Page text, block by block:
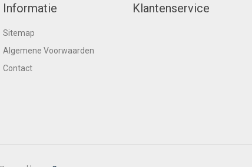
Informatie
Sitemap
Algemene Voorwaarden
Contact
Klantenservice